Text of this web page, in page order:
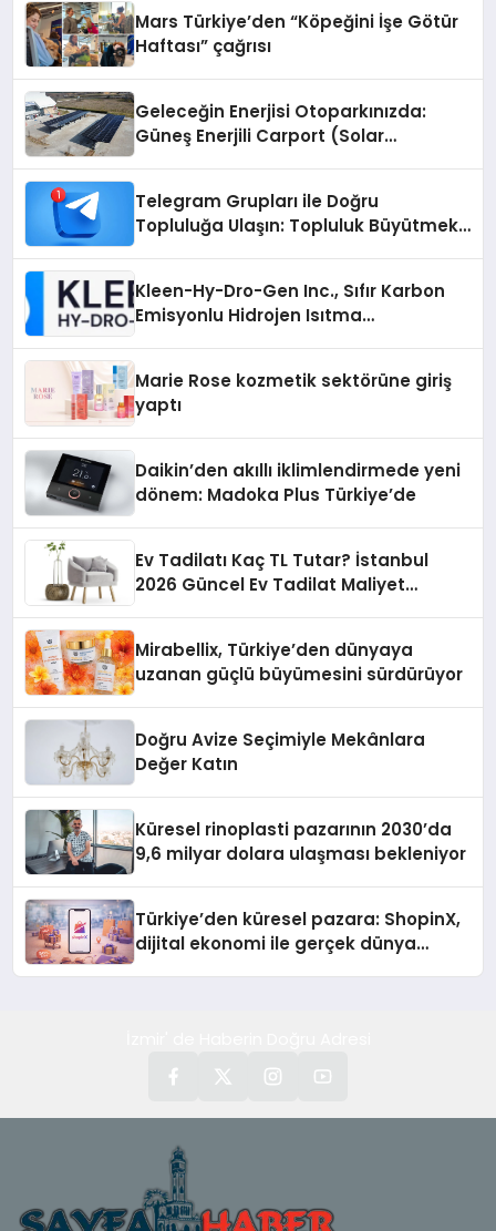
Mars Türkiye’den “Köpeğini İşe Götür
Haftası” çağrısı
Geleceğin Enerjisi Otoparkınızda:
Güneş Enerjili Carport (Solar
Telegram Grupları ile Doğru
Topluluğa Ulaşın: Topluluk Büyütmek
Kleen-Hy-Dro-Gen Inc., Sıfır Karbon
Emisyonlu Hidrojen Isıtma
Marie Rose kozmetik sektörüne giriş
yaptı
Daikin’den akıllı iklimlendirmede yeni
dönem: Madoka Plus Türkiye’de
Ev Tadilatı Kaç TL Tutar? İstanbul
2026 Güncel Ev Tadilat Maliyet
Mirabellix, Türkiye’den dünyaya
uzanan güçlü büyümesini sürdürüyor
Doğru Avize Seçimiyle Mekânlara
Değer Katın
Küresel rinoplasti pazarının 2030’da
9,6 milyar dolara ulaşması bekleniyor
Türkiye’den küresel pazara: ShopinX,
dijital ekonomi ile gerçek dünya